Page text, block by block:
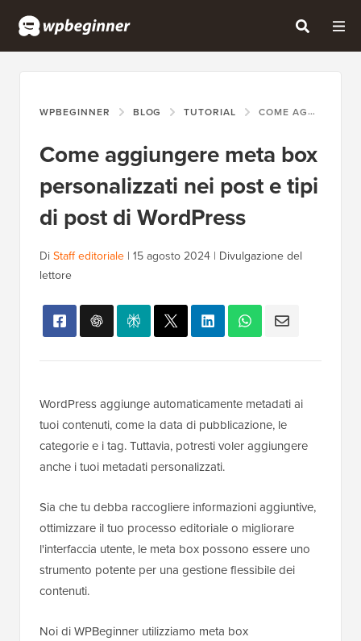
WPBEGINNER BLOG TUTORIAL COME AGGIUNGERE META BOX PERSONALIZZATI NEI POST E TIPI DI POST DI WORDPRESS
Come aggiungere meta box
personalizzati nei post e tipi
di post di WordPress
Di Staff editoriale | 15 agosto 2024 | Divulgazione del
lettore
WordPress aggiunge automaticamente metadati ai
tuoi contenuti, come la data di pubblicazione, le
categorie e i tag. Tuttavia, potresti voler aggiungere
anche i tuoi metadati personalizzati.
Sia che tu debba raccogliere informazioni aggiuntive,
ottimizzare il tuo processo editoriale o migliorare
l'interfaccia utente, le meta box possono essere uno
strumento potente per una gestione flessibile dei
contenuti.
Noi di WPBeginner utilizziamo meta box